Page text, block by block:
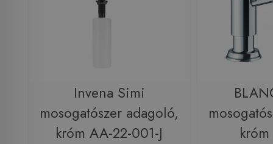
Invena Simi
mosogatószer adagoló,
króm AA-22-001-J